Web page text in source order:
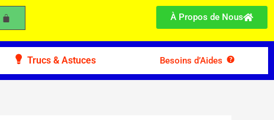
À Propos de Nous
Trucs & Astuces Besoins d’Aides